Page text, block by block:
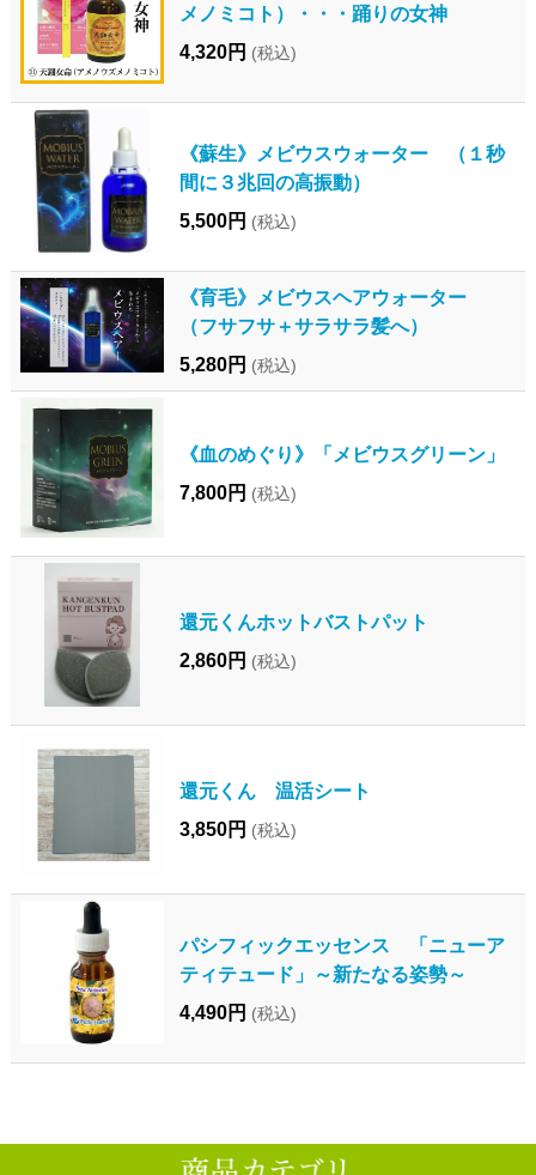
メノミコト）・・・踊りの女神
4,320円 (税込)
《蘇生》メビウスウォーター （１秒
間に３兆回の高振動）
5,500円 (税込)
《育毛》メビウスヘアウォーター
（フサフサ＋サラサラ髪へ）
5,280円 (税込)
《血のめぐり》「メビウスグリーン」
7,800円 (税込)
還元くんホットバストパット
2,860円 (税込)
還元くん 温活シート
3,850円 (税込)
パシフィックエッセンス 「ニューア
ティテュード」～新たなる姿勢～
4,490円 (税込)